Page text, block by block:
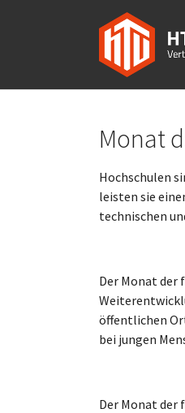
Monat
Hochschulen
leisten sie
technischen
Der Monat der
öffentlichen
bei jungen
Der Monat der